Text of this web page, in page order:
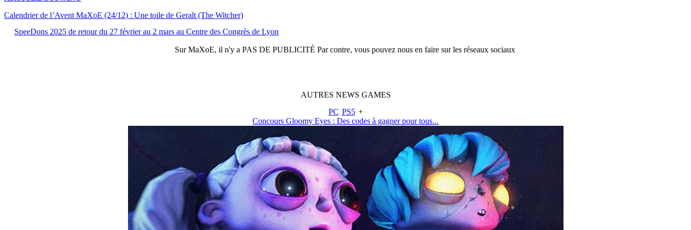
Calendrier de l’Avent MaXoE (24/12) : Une toile de Geralt (The Witcher)
SpeeDons 2025 de retour du 27 février au 2 mars au Centre des Congrès de Lyon
SurMaXoE, il n'y a PAS DE PUBLICITÉ Par contre, vous pouvez nous en faire sur les réseaux sociaux
AUTRES NEWS GAMES
PC PS5 +
Concours Gloomy Eyes : Des codes à gagner pour tous...